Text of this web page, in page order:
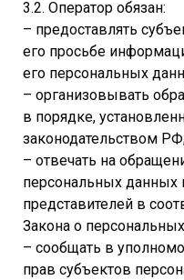
3.2. Оператор обязан:
– предоставлять
его просьбе
его персональных
– организовывать
в порядке,
законодательством
– отвечать на
персональных данных
представителей в
Закона о
– сообщать в
прав субъектов